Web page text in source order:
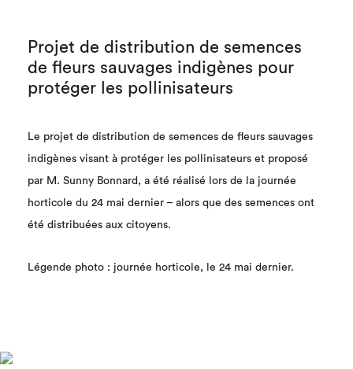
Projet de distribution de semences
de fleurs sauvages indigènes pour
protéger les pollinisateurs
Le projet de distribution de semences de fleurs sauvages
indigènes visant à protéger les pollinisateurs et proposé
par M. Sunny Bonnard, a été réalisé lors de la journée
horticole du 24 mai dernier – alors que des semences ont
été distribuées aux citoyens.
Légende photo : journée horticole, le 24 mai dernier.